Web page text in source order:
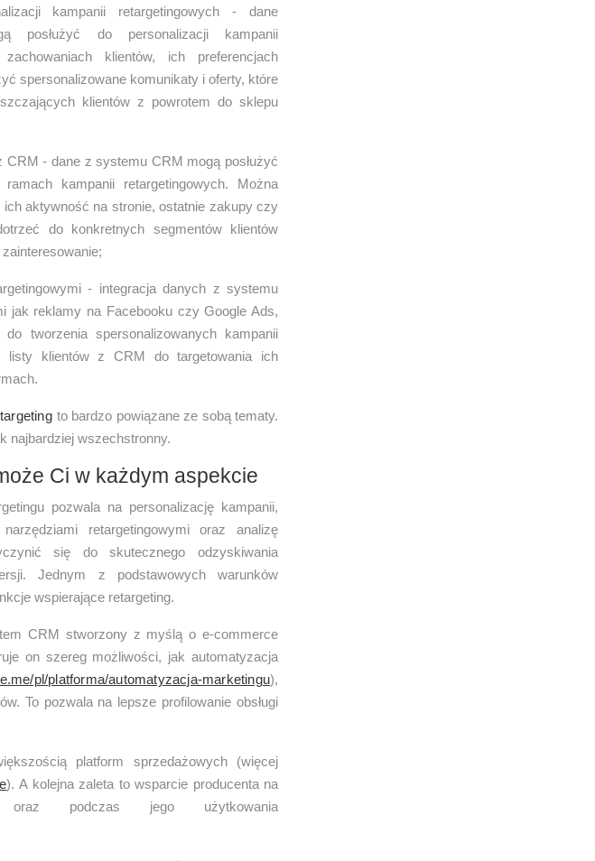
kampanii retargetingowych - dane
posłużyć do personalizacji kampanii
klientów, ich preferencjach
spersonalizowane komunikaty i oferty, które
klientów z powrotem do sklepu
- dane z systemu CRM mogą posłużyć
kampanii retargetingowych. Można
aktywność na stronie, ostatnie zakupy czy
do konkretnych segmentów klientów
- integracja danych z systemu
jak reklamy na Facebooku czy Google Ads,
tworzenia spersonalizowanych kampanii
listy klientów z CRM do targetowania ich
to bardzo powiązane ze sobą tematy.
najbardziej wszechstronny.
Ci w każdym aspekcie
pozwala na personalizację kampanii,
retargetingowymi oraz analizę
się do skutecznego odzyskiwania
Jednym z podstawowych warunków
wspierające retargeting.
CRM stworzony z myślą o e-commerce
on szereg możliwości, jak automatyzacja
pl/platforma/automatyzacja-marketingu),
To pozwala na lepsze profilowanie obsługi
platform sprzedażowych (więcej
). A kolejna zaleta to wsparcie producenta na
podczas jego użytkowania